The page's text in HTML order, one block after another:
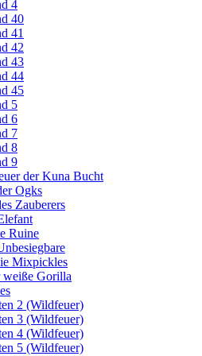
4
40
41
42
43
44
45
5
6
7
8
9
der Kuna Bucht
Ogks
Zauberers
Ruine
Mixpickles
weiße Gorilla
2 (Wildfeuer)
3 (Wildfeuer)
4 (Wildfeuer)
5 (Wildfeuer)